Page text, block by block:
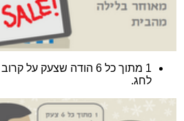
1 מתוך כל 6 הודה שצעק
לחג.